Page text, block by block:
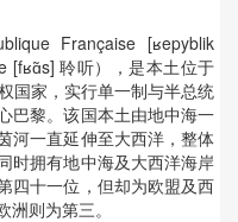
Française [ʁepyblik
[fʁɑ̃s] 聆听），是本土位于
国家，实行单一制与半总统
巴黎。该国本土由地中海一
河一直延伸至大西洋，整体
时拥有地中海及大西洋海岸
四十一位，但却为欧盟及西
则为第三。